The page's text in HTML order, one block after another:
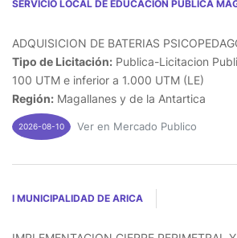
SERVICIO LOCAL DE EDUCACION PUBLICA
ADQUISICION DE BATERIAS
Tipo de Licitación: Publica-Licitacion
100 UTM e inferior a 1.000 UTM (LE)
Región: Magallanes y de la Antartica
2026-08-10 Ver en Mercado Publico
I MUNICIPALIDAD DE ARICA